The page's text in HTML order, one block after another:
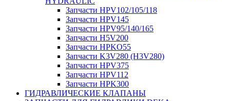
Запчасти HPV102/105/118
Запчасти HPV145
Запчасти HPV95/140/165
Запчасти H5V200
Запчасти HPKO55
Запчасти K3V280 (H3V280)
Запчасти HPV375
Запчасти HPV112
Запчасти HPK300
ГИДРАВЛИЧЕСКИЕ КЛАПАНЫ